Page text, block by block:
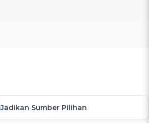
Jadikan Sumber Pilihan